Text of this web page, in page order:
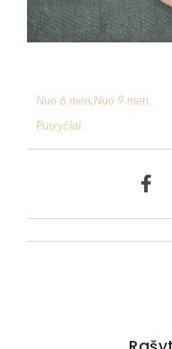
Nuo 6 mėn,Nuo 9 mėn,
Pusryčiai